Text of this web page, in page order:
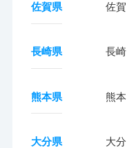
佐賀県 佐賀
長崎県 長崎
熊本県 熊本
大分県 大分